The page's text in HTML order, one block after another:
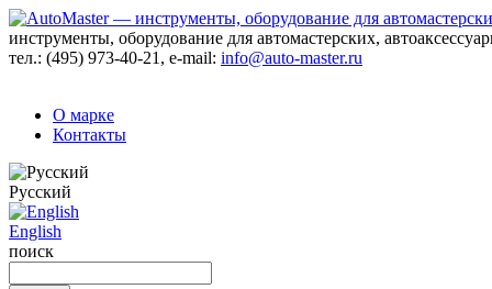
инструменты, оборудование для автомастерских,
тел.: (495) 973-40-21 , e-mail: info@auto-master.ru
О марке
Контакты
Русский
English
поиск